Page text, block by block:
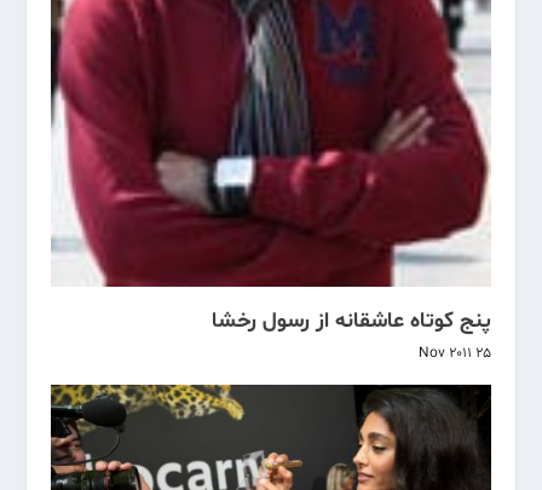
پنج کوتاه عاشقانه از رسول رخشا
25 Nov 2011